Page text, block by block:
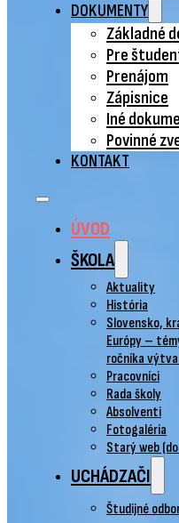
DOKUMENTY
Základné
Pre
Prenájom
Zápisnice
Iné
Povinné
KONTAKT
ÚVOD
ŠKOLA
Aktuality
História
Slovensko,
Európy –
ročníka
Pracovníci
Rada školy
Absolventi
Fotogaléria
Starý web
UCHÁDZAČI
Študijné